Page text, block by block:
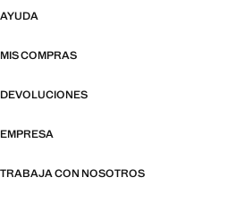
AYUDA
MIS COMPRAS
DEVOLUCIONES
EMPRESA
TRABAJA CON NOSOTROS